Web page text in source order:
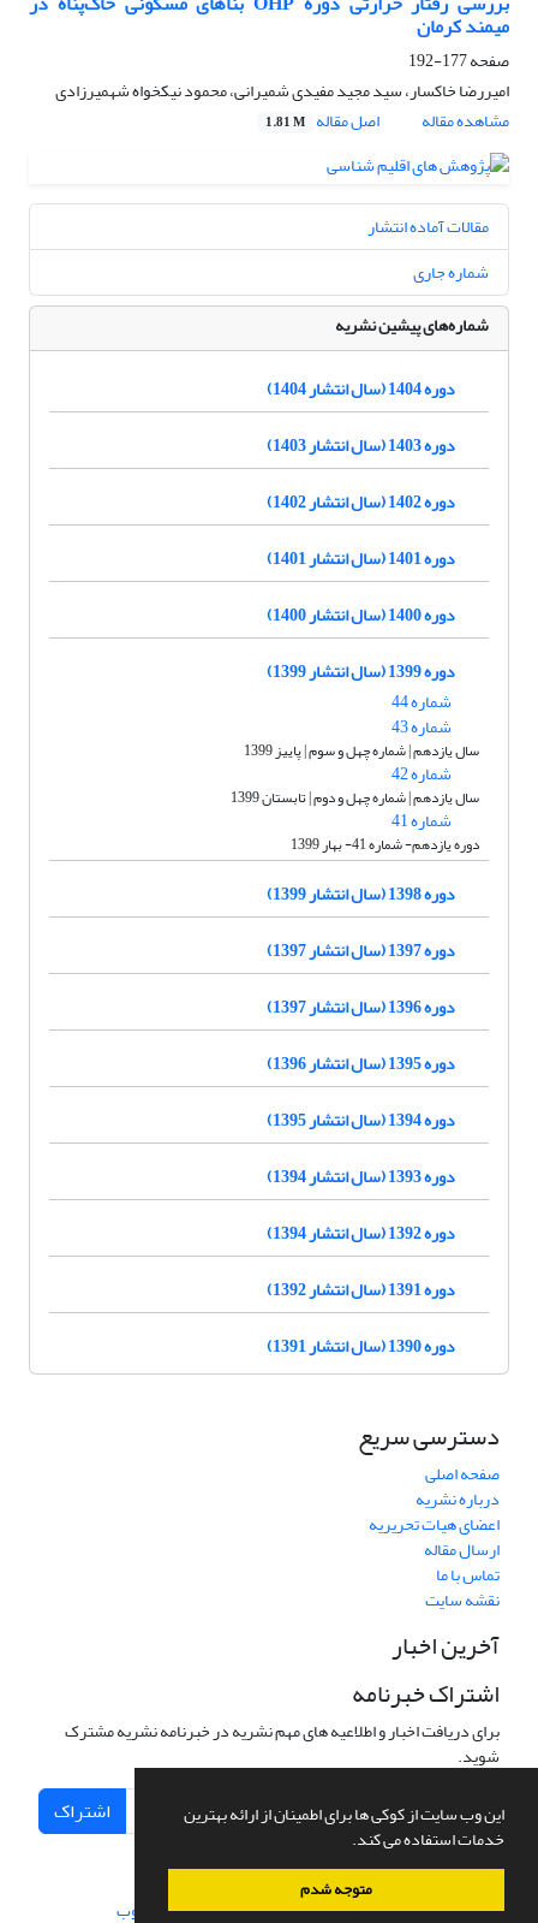
این وب سایت از کوکی ها برای اطمینان از ارائه بهترین
خدمات استفاده می کند.
متوجه شدم
میمند کرمان
صفحه177-192
امیررضا خاکسار، سید مجید مفیدی شمیرانی، محمود نیکخواه شهمیرزادی
مشاهده مقاله
اصل مقاله 1.81 M
مقالات آماده انتشار
شماره جاری
شماره‌های پیشین نشریه
دوره 1404 (سال انتشار 1404)
دوره 1403 (سال انتشار 1403)
دوره 1402 (سال انتشار 1402)
دوره 1401 (سال انتشار 1401)
دوره 1400 (سال انتشار 1400)
دوره 1399 (سال انتشار 1399)
شماره 44
شماره 43
سال یازدهم | شماره چهل و سوم | پاییز 1399
شماره 42
سال یازدهم | شماره چهل و دوم | تابستان 1399
شماره 41
دوره یازدهم- شماره 41- بهار 1399
دوره 1398 (سال انتشار 1399)
دوره 1397 (سال انتشار 1397)
دوره 1396 (سال انتشار 1397)
دوره 1395 (سال انتشار 1396)
دوره 1394 (سال انتشار 1395)
دوره 1393 (سال انتشار 1394)
دوره 1392 (سال انتشار 1394)
دوره 1391 (سال انتشار 1392)
دوره 1390 (سال انتشار 1391)
دسترسی سریع
صفحه اصلی
درباره نشریه
اعضای هیات تحریریه
ارسال مقاله
تماس با ما
نقشه سایت
آخرین اخبار
اشتراک خبرنامه
برای دریافت اخبار و اطلاعیه های مهم نشریه در خبرنامه نشریه مشترک
شوید.
اشتراک
سامانه مدیریت نشریات علمی.طراحی و پیاده سازی از سیناوب